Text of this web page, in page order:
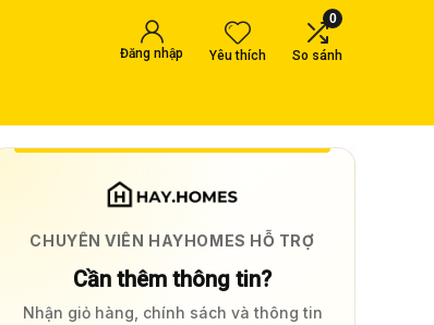
Đăng nhập Yêu thích
0
So sánh
CHUYÊN VIÊN HAYHOMES HỖ TRỢ
Cần thêm thông tin?
Nhận giỏ hàng, chính sách và thông tin